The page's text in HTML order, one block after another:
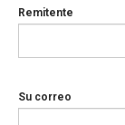
Remitente
Su correo